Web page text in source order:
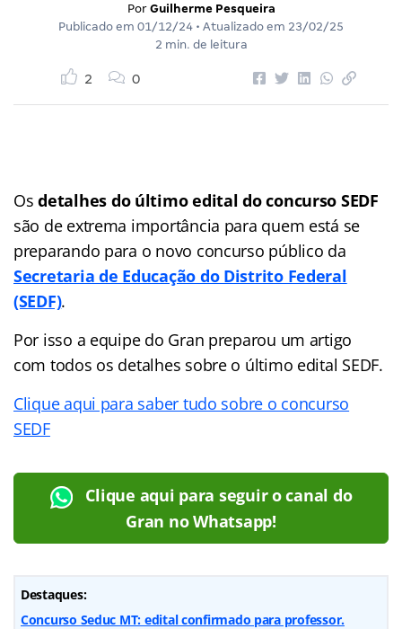
Por Guilherme Pesqueira
Publicado em 01/12/24 • Atualizado em 23/02/25
2 min. de leitura
2 0
Osdetalhes do último edital do concurso SEDF
são de extrema importância para quem está se
preparando para o novo concurso público da
Secretaria de Educação do Distrito Federal
(SEDF).
Por isso a equipe do Gran preparou um artigo
com todos os detalhes sobre o último edital SEDF.
Clique aqui para saber tudo sobre o concurso
SEDF
Clique aqui para seguir o canal do
Gran no Whatsapp!
Destaques:
Concurso Seduc MT: edital confirmado para professor.